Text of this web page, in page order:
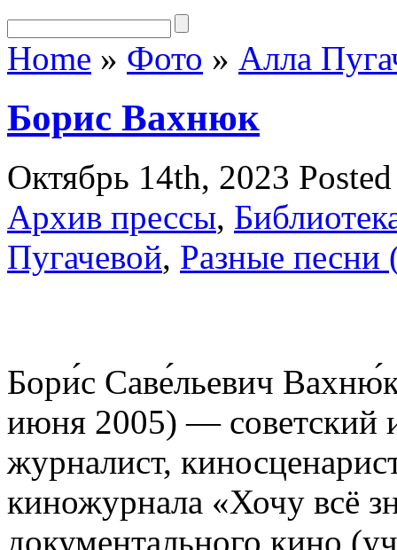
Home » Фото » Алла
Борис Вахнюк
Октябрь 14th, 2023
Архив прессы,
Пугачевой, Разные песни
Бори́с Саве́льевич
июня 2005) — советский
журналист,
киножурнала «Хочу всё
документального кино